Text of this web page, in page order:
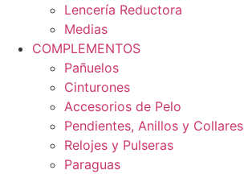
Lencería Reductora
Medias
COMPLEMENTOS
Pañuelos
Cinturones
Accesorios de Pelo
Pendientes, Anillos y Collares
Relojes y Pulseras
Paraguas